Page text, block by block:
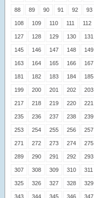
88 89 90 91 92 93
108 109 110 111 112
127 128 129 130 131
145 146 147 148 149
163 164 165 166 167
181 182 183 184 185
199 200 201 202 203
217 218 219 220 221
235 236 237 238 239
253 254 255 256 257
271 272 273 274 275
289 290 291 292 293
307 308 309 310 311
325 326 327 328 329
343 344 345 346 347